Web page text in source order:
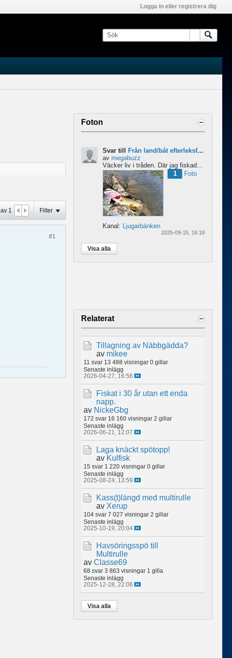
Logga in eller registrera dig
av 1 Filter
#1
Foton
Svar till
Från land/båt efterleksfiske 2024 efter gädda
av megabuzz
Väcker liv i tråden. Där jag fiskade i våras så lekte gäddorna från början av mars hela vägen in i juni...
1
Foto
Kanal: Ljugarbänken
2025-09-15, 16:18
Visa alla
Relaterat
Tillagning av Näbbgädda?
av mikee
11 svar 13 488 visningar 0 gillar
Senaste inlägg
2026-04-27, 16:56
Fiskat i 30 år utan ett enda
napp.
av NickeGbg
172 svar 16 160 visningar 2 gillar
Senaste inlägg
2026-06-21, 12:07
Laga knäckt spötopp!
av Kulfisk
15 svar 1 220 visningar 0 gillar
Senaste inlägg
2025-08-24, 13:59
Kass(t)längd med multirulle
av Xerup
104 svar 7 027 visningar 2 gillar
Senaste inlägg
2025-10-19, 20:04
Havsöringsspö till
Multirulle
av Classe69
68 svar 3 863 visningar 1 gilla
Senaste inlägg
2025-12-28, 22:06
Visa alla